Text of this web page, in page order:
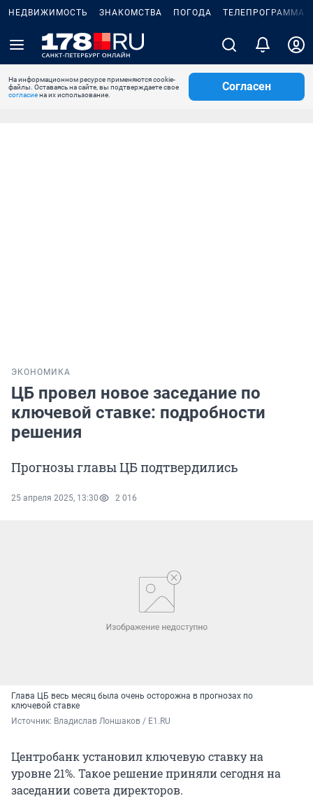
НЕДВИЖИМОСТЬ ЗНАКОМСТВА ПОГОДА ТЕЛЕПРОГРАММА
На информационном ресурсе применяются cookie-
файлы. Оставаясь на сайте, вы подтверждаете свое
согласиена их использование.
Согласен
ЭКОНОМИКА
ЦБ провел новое заседание по
ключевой ставке: подробности
решения
Прогнозы главы ЦБ подтвердились
25 апреля 2025, 13:30 2 016
Глава ЦБ весь месяц была очень осторожна в прогнозах по
ключевой ставке
Источник: Владислав Лоншаков / E1.RU
Центробанк установил ключевую ставку на
уровне 21%. Такое решение приняли сегодня на
заседании совета директоров.